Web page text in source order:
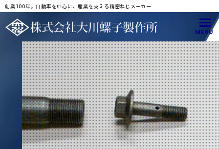
創業100年。自動車を中心に、産業を支える精密ねじメーカー
MENU